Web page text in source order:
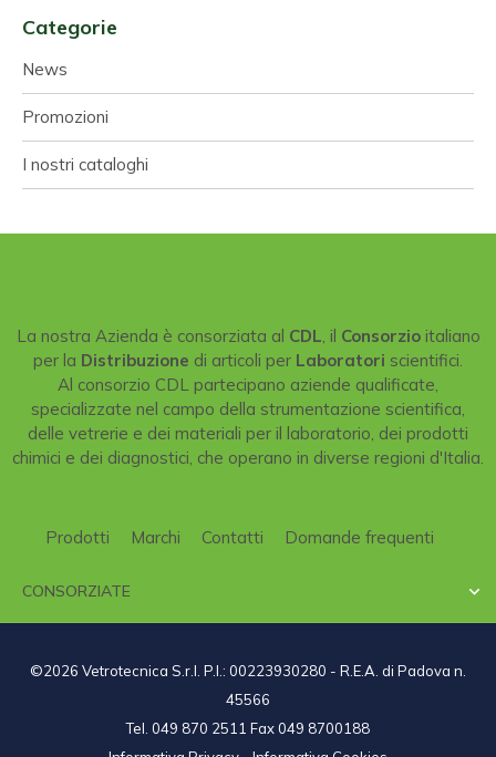
Categorie
News
Promozioni
I nostri cataloghi
La nostra Azienda è consorziata al CDL, il Consorzioitaliano
per la Distribuzione di articoli per Laboratori scientifici.
Al consorzio CDL partecipano aziende qualificate,
specializzate nel campo della strumentazione scientifica,
delle vetrerie e dei materiali per il laboratorio, dei prodotti
chimici e dei diagnostici, che operano in diverse regioni d'Italia.
Prodotti Marchi Contatti Domande frequenti
CONSORZIATE 
©2026 Vetrotecnica S.r.l. P.I.: 00223930280 - R.E.A. di Padova n.
45566
Tel. 049 870 2511 Fax 049 8700188